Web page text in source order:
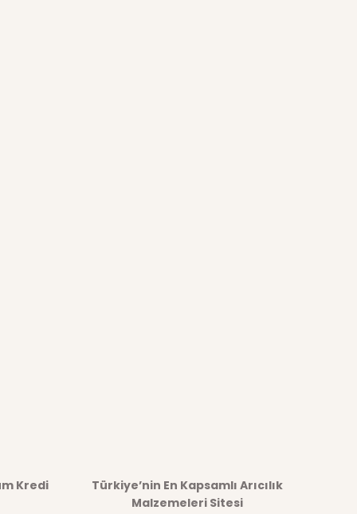
Kredi
Türkiye’nin En Kapsamlı Arıcılık
Malzemeleri Sitesi